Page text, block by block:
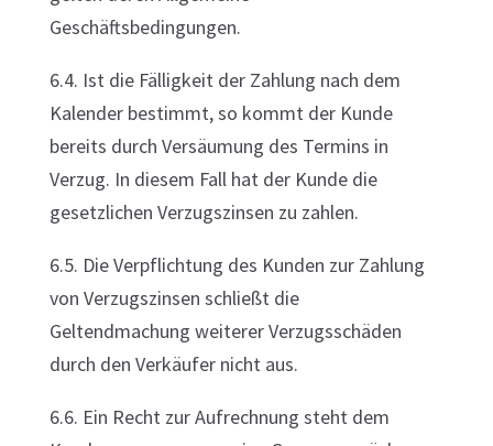
Geschäftsbedingungen.
6.4. Ist die Fälligkeit der Zahlung nach dem
Kalender bestimmt, so kommt der Kunde
bereits durch Versäumung des Termins in
Verzug. In diesem Fall hat der Kunde die
gesetzlichen Verzugszinsen zu zahlen.
6.5. Die Verpflichtung des Kunden zur Zahlung
von Verzugszinsen schließt die
Geltendmachung weiterer Verzugsschäden
durch den Verkäufer nicht aus.
6.6. Ein Recht zur Aufrechnung steht dem